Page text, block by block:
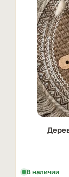
В наличии